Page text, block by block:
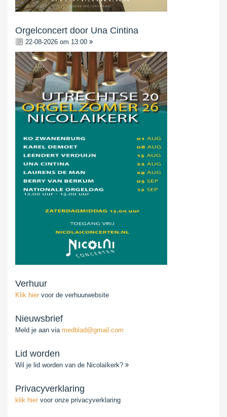
Orgelconcert door Una Cintina
22-08-2026 om 13:00
Verhuur
Klik hier voor de verhuurwebsite
Nieuwsbrief
Meld je aan via medblad@gmail.com
Lid worden
Wil je lid worden van de Nicolaïkerk?
Privacyverklaring
klik hier voor onze privacyverklaring